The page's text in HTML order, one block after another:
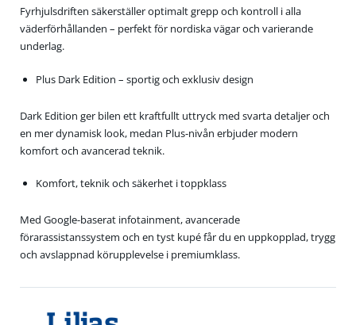
Fyrhjulsdriften säkerställer optimalt grepp och kontroll i alla
väderförhållanden – perfekt för nordiska vägar och varierande
underlag.
Plus Dark Edition – sportig och exklusiv design
Dark Edition ger bilen ett kraftfullt uttryck med svarta detaljer och
en mer dynamisk look, medan Plus-nivån erbjuder modern
komfort och avancerad teknik.
Komfort, teknik och säkerhet i toppklass
Med Google-baserat infotainment, avancerade
förarassistanssystem och en tyst kupé får du en uppkopplad, trygg
och avslappnad körupplevelse i premiumklass.